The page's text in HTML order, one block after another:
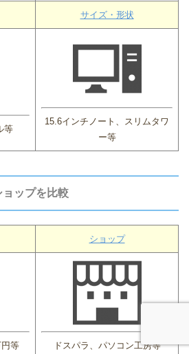
サイズ・形状
等
15.6インチノート、スリムタワ
ー等
ップを比較
ショップ
等 ドスパラ、パソコン工房等